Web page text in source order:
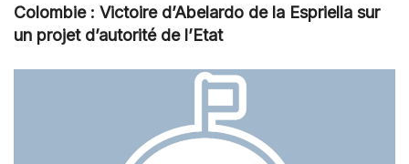
Colombie : Victoire d’Abelardo de la Espriella sur
un projet d’autorité de l’Etat